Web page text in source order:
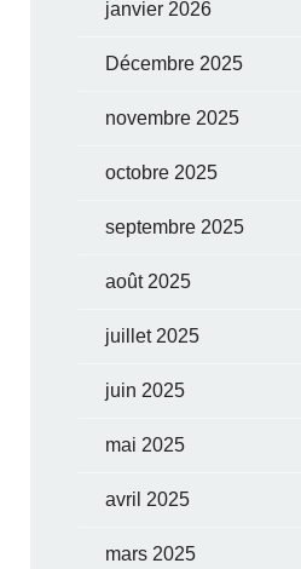
janvier 2026
Décembre 2025
novembre 2025
octobre 2025
septembre 2025
août 2025
juillet 2025
juin 2025
mai 2025
avril 2025
mars 2025